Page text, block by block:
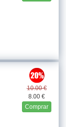
10.00 €
8.00 €
Comprar